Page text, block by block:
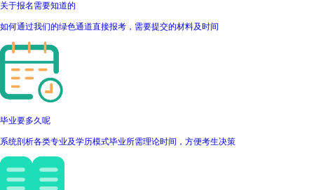
关于报名需要知道的
如何通过我们的绿色通道直接报考，需要提交的材料及时间
毕业要多久呢
系统剖析各类专业及学历模式毕业所需理论时间，方便考生决策